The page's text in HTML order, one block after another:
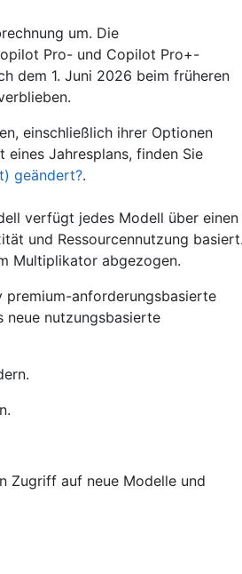
um. Die
Pro- und Copilot Pro+-
dem 1. Juni 2026 beim früheren
einschließlich ihrer Optionen
Jahresplans, finden Sie
geändert?.
verfügt jedes Modell über einen
und Ressourcennutzung basiert.
Multiplikator abgezogen.
anforderungsbasierte
neue nutzungsbasierte
Zugriff auf neue Modelle und